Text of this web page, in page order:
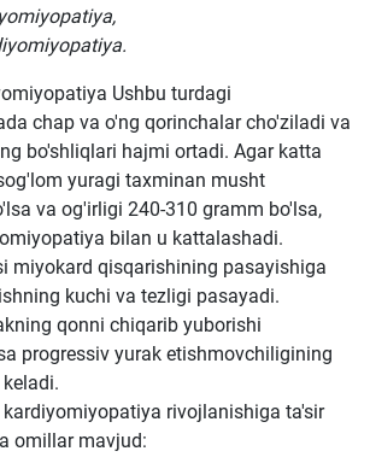
Ushbu turdagi
chap va o'ng qorinchalar cho'ziladi va
bo'shliqlari hajmi ortadi. Agar katta
yuragi taxminan musht
va og'irligi 240-310 gramm bo'lsa,
bilan u kattalashadi.
miyokard qisqarishining pasayishiga
kuchi va tezligi pasayadi.
qonni chiqarib yuborishi
progressiv yurak etishmovchiligining
rivojlanishiga ta'sir
omillar mavjud: